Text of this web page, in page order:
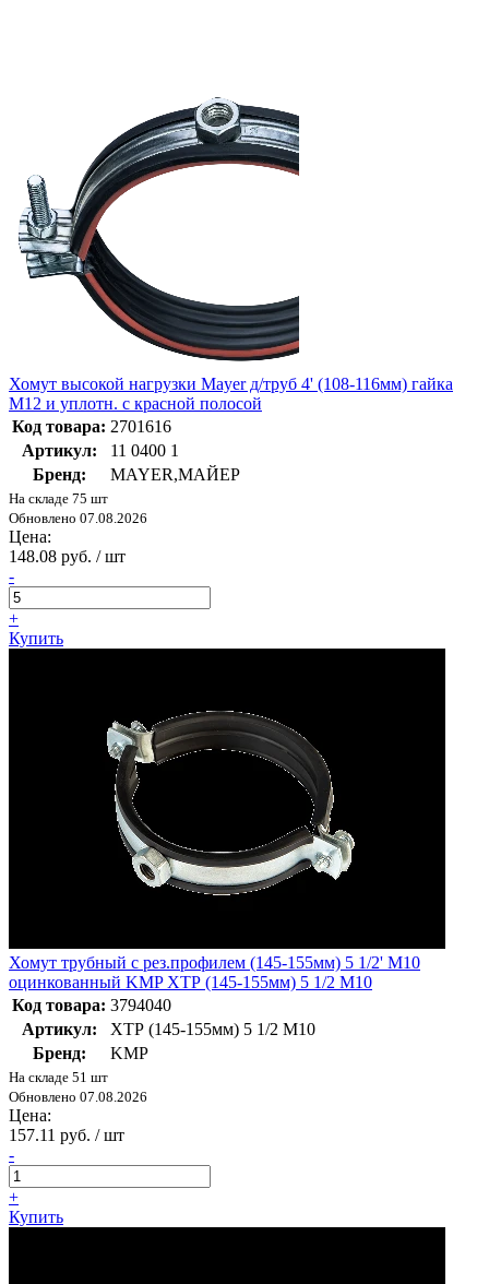
Хомут высокой нагрузки Mayer д/труб 4' (108-116мм) гайка
М12 и уплотн. с красной полосой
Код товара: 2701616
Артикул:
11 0400 1
Бренд:
MAYER,МАЙЕР
На складе 75 шт
Обновлено 07.08.2026
Цена:
148.08 руб. / шт
-
+
Купить
Хомут трубный с рез.профилем (145-155мм) 5 1/2' M10
оцинкованный KMP ХТР (145-155мм) 5 1/2 M10
Код товара: 3794040
Артикул:
ХТР (145-155мм) 5 1/2 M10
Бренд:
KMP
На складе 51 шт
Обновлено 07.08.2026
Цена:
157.11 руб. / шт
-
+
Купить